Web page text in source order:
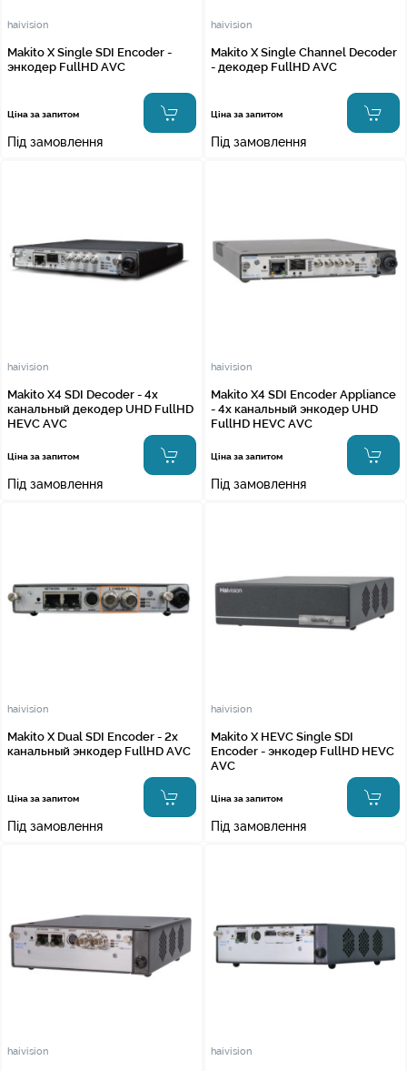
haivision
Makito X Single SDI Encoder -
энкодер FullHD AVC
Ціна за запитом
Під замовлення
haivision
Makito X Single Channel Decoder
- декодер FullHD AVC
Ціна за запитом
Під замовлення
haivision
Makito X4 SDI Decoder - 4х
канальный декодер UHD FullHD
HEVC AVC
Ціна за запитом
Під замовлення
haivision
Makito X4 SDI Encoder Appliance
- 4х канальный энкодер UHD
FullHD HEVC AVC
Ціна за запитом
Під замовлення
haivision
Makito X Dual SDI Encoder - 2х
канальный энкодер FullHD AVC
Ціна за запитом
Під замовлення
haivision
Makito X HEVC Single SDI
Encoder - энкодер FullHD HEVC
AVC
Ціна за запитом
Під замовлення
haivision haivision